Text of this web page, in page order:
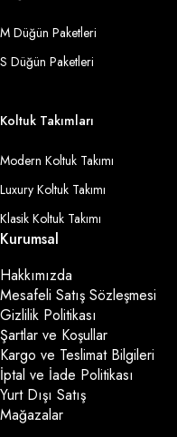
M Düğün Paketleri
S Düğün Paketleri
Koltuk Takımları
Modern Koltuk Takımı
Luxury Koltuk Takımı
Klasik Koltuk Takımı
Kurumsal
Hakkımızda
Mesafeli Satış Sözleşmesi
Gizlilik Politikası
Şartlar ve Koşullar
Kargo ve Teslimat Bilgileri
İptal ve İade Politikası
Yurt Dışı Satış
Mağazalar